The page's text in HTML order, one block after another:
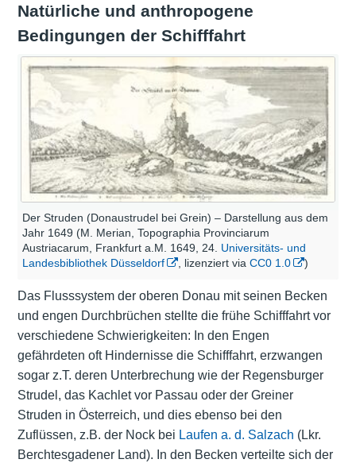
Natürliche und anthropogene
Bedingungen der Schifffahrt
Der Struden (Donaustrudel bei Grein) – Darstellung aus dem
Jahr 1649 (M. Merian, Topographia Provinciarum
Austriacarum, Frankfurt a.M. 1649, 24. Universitäts- und
Landesbibliothek Düsseldorf
, lizenziert viaCC0 1.0 )
Das Flusssystem der oberen Donau mit seinen Becken
und engen Durchbrüchen stellte die frühe Schifffahrt vor
verschiedene Schwierigkeiten: In den Engen
gefährdeten oft Hindernisse die Schifffahrt, erzwangen
sogar z.T. deren Unterbrechung wie der Regensburger
Strudel, das Kachlet vor Passau oder der Greiner
Struden in Österreich, und dies ebenso bei den
Zuflüssen, z.B. der Nock bei Laufen a. d. Salzach (Lkr.
Berchtesgadener Land). In den Becken verteilte sich der